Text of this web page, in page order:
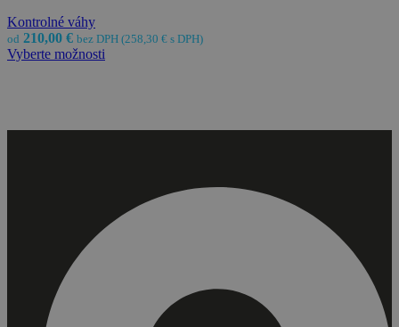
Kontrolné váhy
od 210,00 € bez DPH (258,30 € s DPH)
Vyberte možnosti